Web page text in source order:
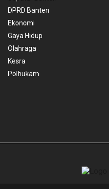
DPRD Banten
Ekonomi
Gaya Hidup
Olahraga
Kesra
Polhukam